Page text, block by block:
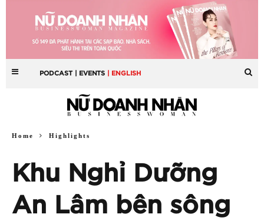
PODCAST | EVENTS | ENGLISH
Home Highlights
Khu Nghỉ Dưỡng
An Lâm bên sông